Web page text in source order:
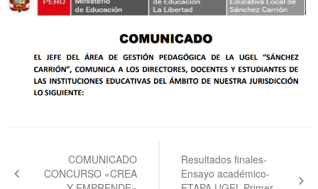
COMUNICADO
CONCURSO «CREA
Resultados finales-
Ensayo académico-